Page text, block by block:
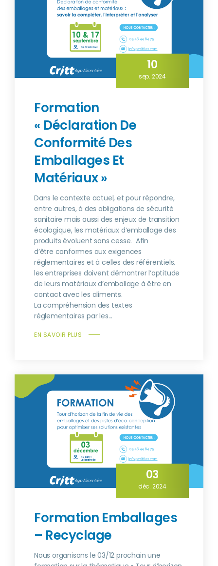
10
sep. 2024
Formation
« Déclaration De
Conformité Des
Emballages Et
Matériaux »
Dans le contexte actuel, et pour répondre,
entre autres, à des obligations de sécurité
sanitaire mais aussi des enjeux de transition
écologique, les matériaux d’emballage des
produits évoluent sans cesse. Afin
d’être conformes aux exigences
réglementaires et à celles des référentiels,
les entreprises doivent démontrer l’aptitude
de leurs matériaux d’emballage à être en
contact avec les aliments.
La compréhension des textes
réglementaires par les...
EN SAVOIR PLUS
03
déc. 2024
Formation Emballages
– Recyclage
Nous organisons le 03/12 prochain une